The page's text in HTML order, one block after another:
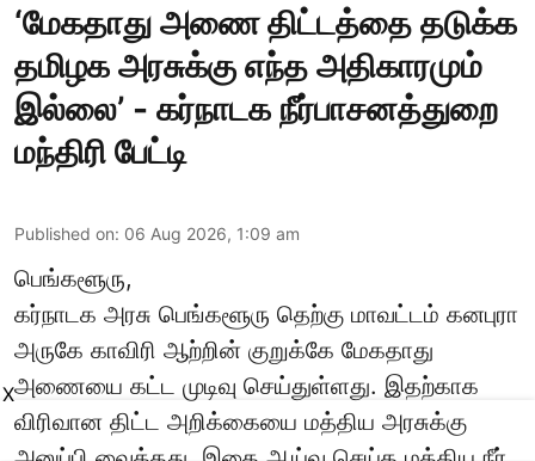
‘மேகதாது அணை திட்டத்தை தடுக்க
தமிழக அரசுக்கு எந்த அதிகாரமும்
இல்லை’ - கர்நாடக நீர்பாசனத்துறை
மந்திரி பேட்டி
Published on: 06 Aug 2026, 1:09 am
பெங்களூரு,
கர்நாடக அரசு பெங்களூரு தெற்கு மாவட்டம் கனபுரா
அருகே காவிரி ஆற்றின் குறுக்கே மேகதாது
அணையை கட்ட முடிவு செய்துள்ளது. இதற்காக
விரிவான திட்ட அறிக்கையை மத்திய அரசுக்கு
X